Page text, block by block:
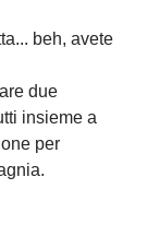
beh, avete
due
insieme a
per